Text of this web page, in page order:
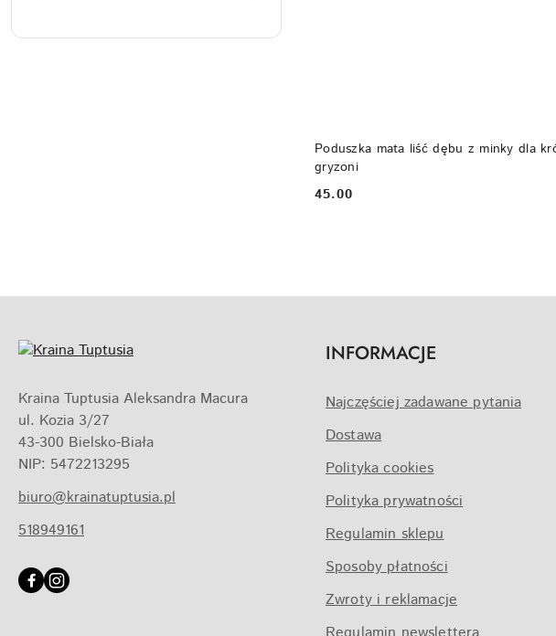
Poduszka mata liść dębu z minky dla
gryzoni
Cena:
45.00
DO KOSZYKA
Kraina Tuptusia Aleksandra Macura
ul. Kozia 3/27
43-300 Bielsko-Biała
NIP: 5472213295
biuro@krainatuptusia.pl
518949161
INFORMACJE
Najczęściej zadawane pytania
Dostawa
Polityka cookies
Polityka prywatności
Regulamin sklepu
Sposoby płatności
Zwroty i reklamacje